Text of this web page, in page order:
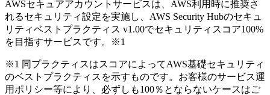
AWSセキュアアカウントサービスは、AWS利用時に推奨さ
れるセキュリティ設定を実施し、AWS Security Hubのセキュ
リティベストプラクティス v1.00でセキュリティスコア100%
を目指すサービスです。
※1
※1 同プラクティスはスコアによってAWS基礎セキュリティ
のベストプラクティスを示すものです。お客様のサービス運
用ポリシー等により、必ずしも100％とならないケースはご